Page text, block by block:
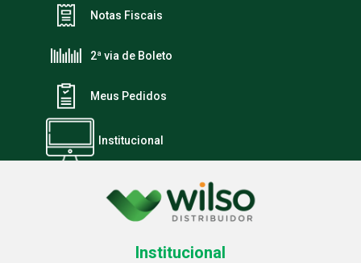
Notas Fiscais
2ª via de Boleto
Meus Pedidos
Institucional
Institucional